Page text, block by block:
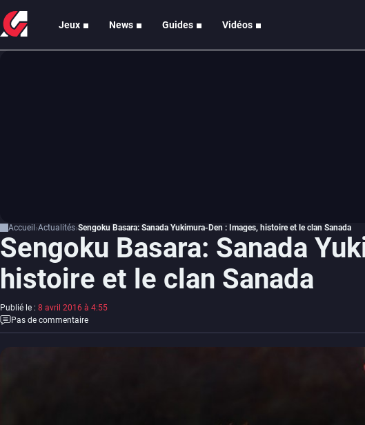
Jeux News Guides Vidéos
Accueil Actualités Sengoku Basara: Sanada Yukimura-Den : Images, histoire et le clan Sanada
Sengoku Basara: Sanada
histoire et le clan Sanada
Publié le : 8 avril 2016 à 4:55
Pas de commentaire